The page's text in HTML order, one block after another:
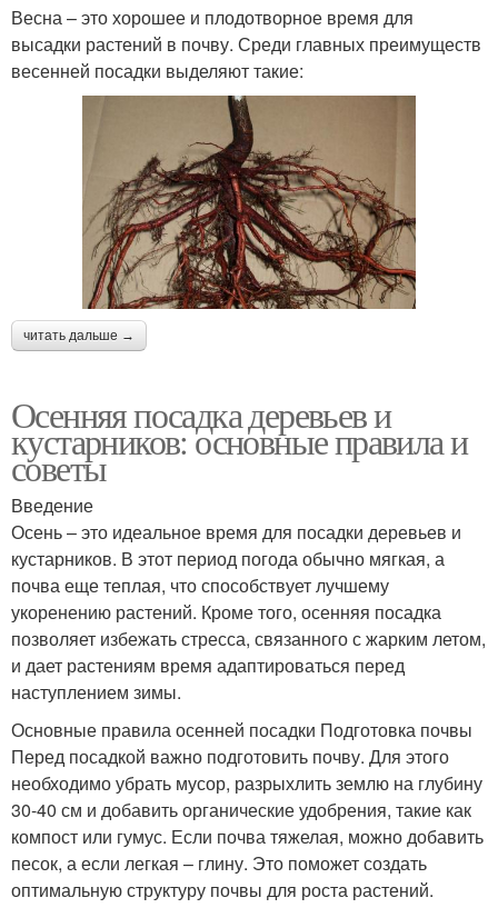
Весна – это хорошее и плодотворное время для
высадки растений в почву. Среди главных преимуществ
весенней посадки выделяют такие:
читать дальше →
Осенняя посадка деревьев и
кустарников: основные правила и
советы
Введение
Осень – это идеальное время для посадки деревьев и
кустарников. В этот период погода обычно мягкая, а
почва еще теплая, что способствует лучшему
укоренению растений. Кроме того, осенняя посадка
позволяет избежать стресса, связанного с жарким летом,
и дает растениям время адаптироваться перед
наступлением зимы.
Основные правила осенней посадки Подготовка почвы
Перед посадкой важно подготовить почву. Для этого
необходимо убрать мусор, разрыхлить землю на глубину
30-40 см и добавить органические удобрения, такие как
компост или гумус. Если почва тяжелая, можно добавить
песок, а если легкая – глину. Это поможет создать
оптимальную структуру почвы для роста растений.